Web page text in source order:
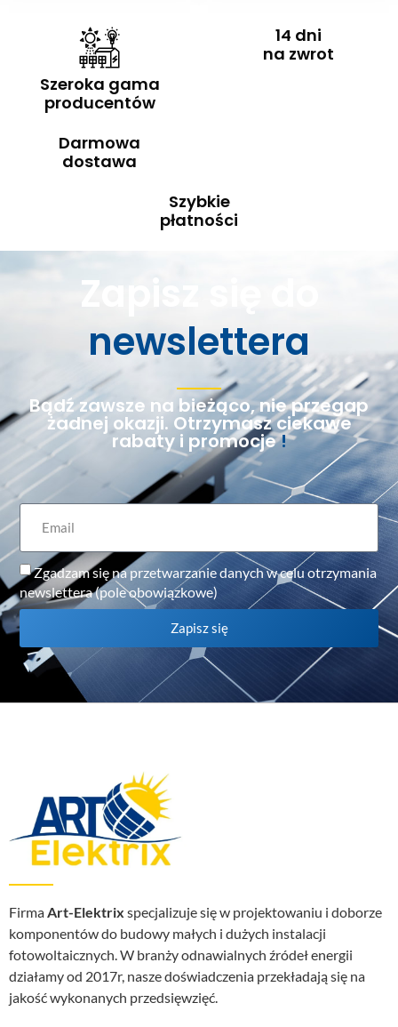
Szeroka gama
producentów
14 dni
na zwrot
Darmowa
dostawa
Szybkie
płatności
Zapisz się do
newslettera
Bądź zawsze na bieżąco, nie przegap
żadnej okazji. Otrzymasz ciekawe
rabaty i promocje!
Zgadzam się na przetwarzanie danych w celu otrzymania
newslettera (pole obowiązkowe)
Zapisz się
FirmaArt-Elektrix specjalizuje się w projektowaniu i doborze
komponentów do budowy małych i dużych instalacji
fotowoltaicznych. W branży odnawialnych źródeł energii
działamy od 2017r, nasze doświadczenia przekładają się na
jakość wykonanych przedsięwzięć.